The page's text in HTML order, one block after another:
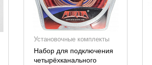
Установочные комплекты
(КИТы)
Набор для подключения
четырёхканального